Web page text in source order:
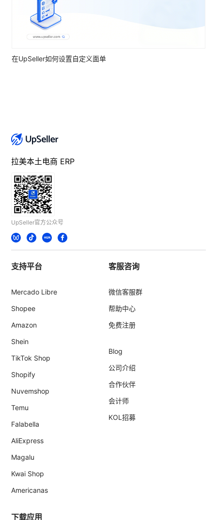
在UpSeller如何设置自定义面单
拉美本土电商 ERP
UpSeller官方公众号
支持平台
Mercado Libre
Shopee
Amazon
Shein
TikTok Shop
Shopify
Nuvemshop
Temu
Falabella
AliExpress
Magalu
Kwai Shop
Americanas
客服咨询
微信客服群
帮助中心
免费注册
Blog
公司介绍
合作伙伴
会计师
KOL招募
下载应用